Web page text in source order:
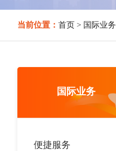
当前位置： 首页> 国际业务
国际业务
便捷服务